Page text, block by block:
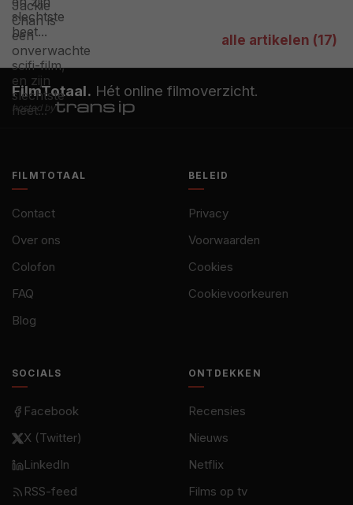
alle artikelen (17)
FilmTotaal. Hét online filmoverzicht.
hosted by
FILMTOTAAL
Contact
Over ons
Colofon
FAQ
Blog
BELEID
Privacy
Voorwaarden
Cookies
Cookievoorkeuren
SOCIALS
Facebook
X (Twitter)
LinkedIn
RSS-feed
ONTDEKKEN
Recensies
Nieuws
Netflix
Films op tv